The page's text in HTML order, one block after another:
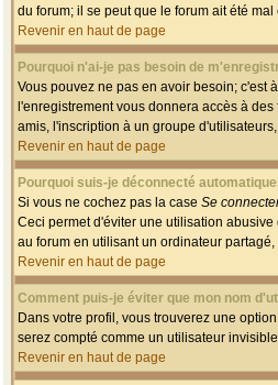
du forum; il se peut que le forum ait été mal
Revenir en haut de page
Pourquoi n'ai-je pas besoin de
Vous pouvez ne pas en avoir besoin; c'est
l'enregistrement vous donnera accès à
amis, l'inscription à un groupe
Revenir en haut de page
Pourquoi suis-je déconnecté
Si vous ne cochez pas la case Se
Ceci permet d'éviter une utilisation
au forum en utilisant un ordinateur
Revenir en haut de page
Comment puis-je éviter que mon nom
Dans votre profil, vous trouverez une option
serez compté comme un utilisateur
Revenir en haut de page